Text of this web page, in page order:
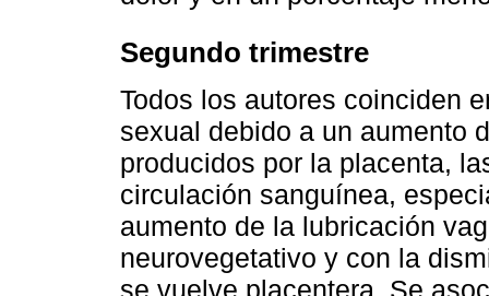
Segundo trimestre
Todos los autores coinciden
sexual debido a un aumento
producidos por la placenta,
circulación sanguínea,
aumento de la lubricación
neurovegetativo y con la
se vuelve placentera. Se